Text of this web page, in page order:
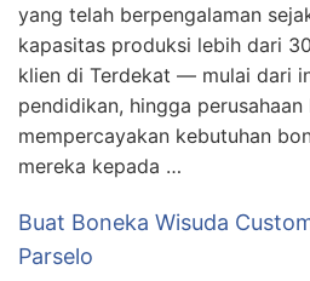
yang telah berpengalaman
kapasitas produksi lebih dari
klien di Terdekat — mulai dari
pendidikan, hingga
mempercayakan kebutuhan
mereka kepada …
Buat Boneka Wisuda
Parselo